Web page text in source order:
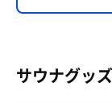
サウナグッズ